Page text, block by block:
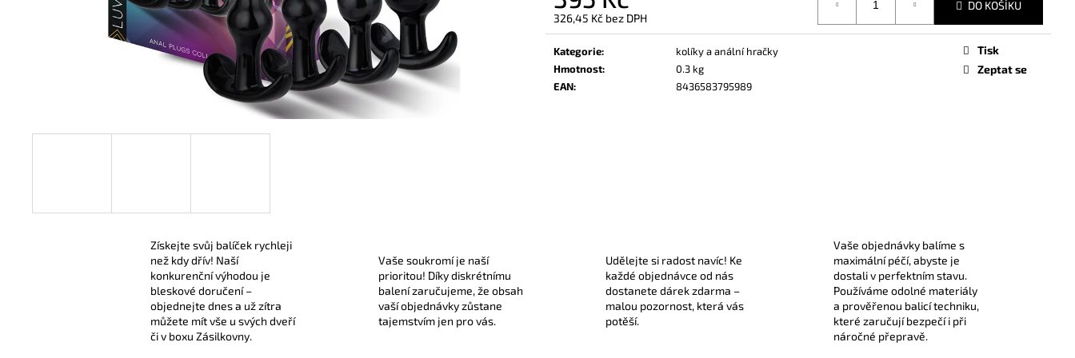
326,45 Kč bez DPH
Měrná
cena:
DO KOŠÍKU
Kategorie:
kolíky a anální hračky
Hmotnost:
0.3 kg
EAN: 8436583795989
Tisk
Zeptat se
Získejte svůj balíček rychleji
než kdy dřív! Naší
konkurenční výhodou je
bleskové doručení –
objednejte dnes a už zítra
můžete mít vše u svých dveří
či v boxu Zásilkovny.
Vaše soukromí je naší
prioritou! Díky diskrétnímu
balení zaručujeme, že obsah
vaší objednávky zůstane
tajemstvím jen pro vás.
Udělejte si radost navíc! Ke
každé objednávce od nás
dostanete dárek zdarma –
malou pozornost, která vás
potěší.
Vaše objednávky balíme s
maximální péčí, abyste je
dostali v perfektním stavu.
Používáme odolné materiály
a prověřenou balicí techniku,
které zaručují bezpečí i při
náročné přepravě.
299 Kč 330 Kč 189 Kč